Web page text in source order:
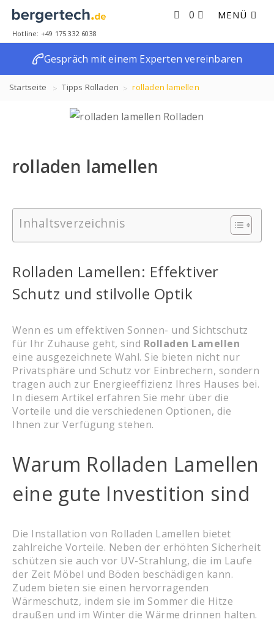
MENÜ
0
Hotline: +49 175 332 6038
Gespräch mit einem Experten vereinbaren
Startseite Tipps Rolladen rolladen lamellen
rolladen lamellen
Inhaltsverzeichnis
Rolladen Lamellen: Effektiver
Schutz und stilvolle Optik
Wenn es um effektiven Sonnen- und Sichtschutz
für Ihr Zuhause geht, sind Rolladen Lamellen
eine ausgezeichnete Wahl. Sie bieten nicht nur
Privatsphäre und Schutz vor Einbrechern, sondern
tragen auch zur Energieeffizienz Ihres Hauses bei.
In diesem Artikel erfahren Sie mehr über die
Vorteile und die verschiedenen Optionen, die
Ihnen zur Verfügung stehen.
Warum Rolladen Lamellen
eine gute Investition sind
Die Installation von Rolladen Lamellen bietet
zahlreiche Vorteile. Neben der erhöhten Sicherheit
schützen sie auch vor UV-Strahlung, die im Laufe
der Zeit Möbel und Böden beschädigen kann.
Zudem bieten sie einen hervorragenden
Wärmeschutz, indem sie im Sommer die Hitze
draußen und im Winter die Wärme drinnen halten.